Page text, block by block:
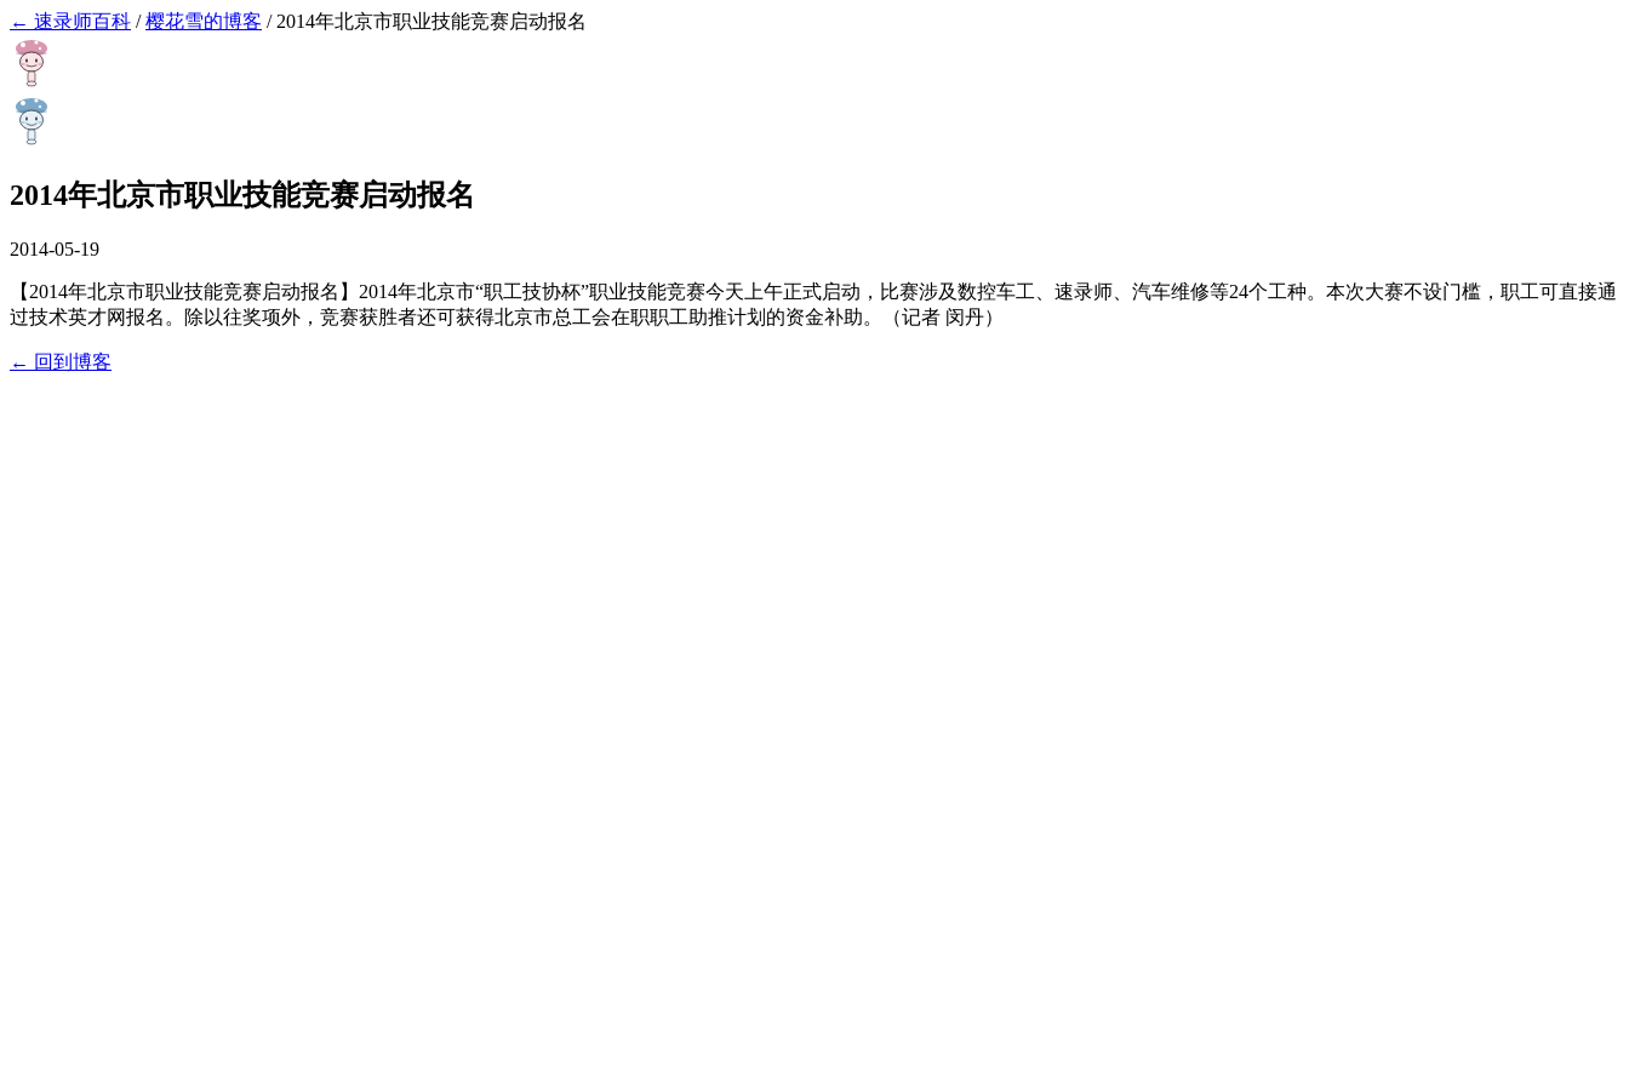
← 速录师百科 / 樱花雪的博客 / 2014年北京市职业技能竞赛启动报名
2014年北京市职业技能竞赛启动报名
2014-05-19
【2014年北京市职业技能竞赛启动报名】2014年北京市“职工技协杯”职业技能竞赛今天上午正式启动，比赛涉及数控车工、速录师、汽车维修等24个工种。本次大赛不设门槛，职工可直接通
过技术英才网报名。除以往奖项外，竞赛获胜者还可获得北京市总工会在职职工助推计划的资金补助。（记者 闵丹）
← 回到博客